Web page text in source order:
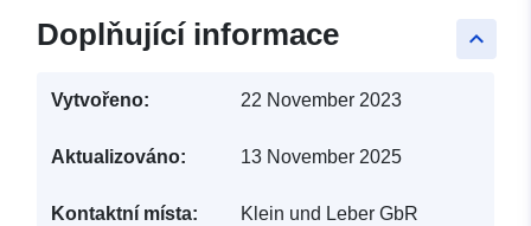
keyboard_arrow_up
Doplňující informace
Vytvořeno: 22 November 2023
Aktualizováno: 13 November 2025
Kontaktní místa:
Klein und Leber GbR